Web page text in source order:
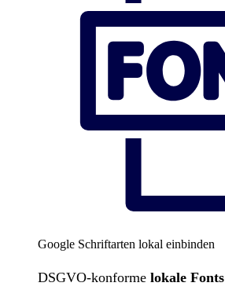
Google Schriftarten lokal einbinden
DSGVO-konforme lokale Fonts